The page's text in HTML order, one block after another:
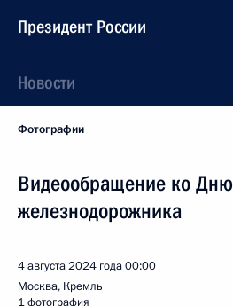
Президент России
Новости
Фотографии
Видеообращение ко Дню
железнодорожника
4 августа 2024 года00:00
Москва, Кремль
1 фотография